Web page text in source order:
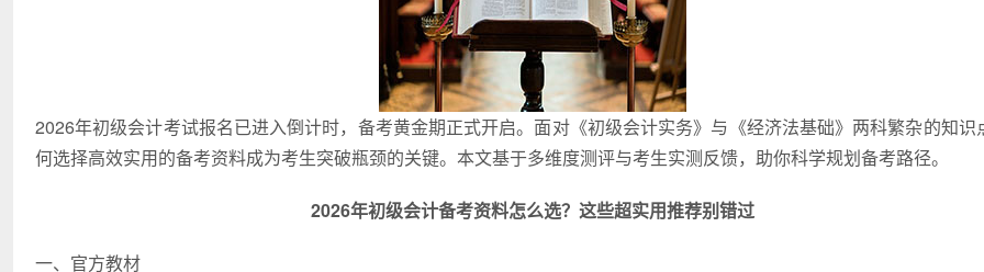
2026年初级会计考试报名已进入倒计时，备考黄金期正式开启。面对《初级会计实务》与《经济法基础》两科繁杂的知识
何选择高效实用的备考资料成为考生突破瓶颈的关键。本文基于多维度测评与考生实测反馈，助你科学规划备考路径。
2026年初级会计备考资料怎么选？这些超实用推荐别错过
一、官方教材